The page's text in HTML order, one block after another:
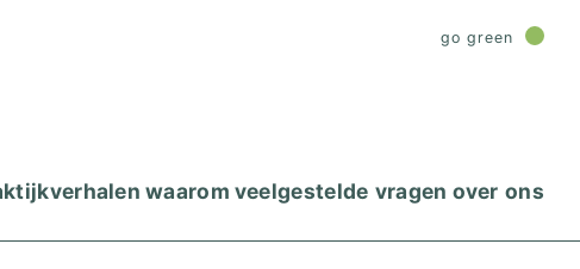
go green
waarom veelgestelde vragen over ons